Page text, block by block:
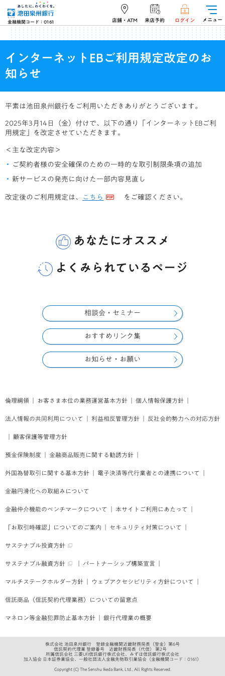
金融機関コード：0161 店舗・ATM 来店予約 ログイン メニュー
インターネットEBご利用規定改定のお
知らせ
平素は池田泉州銀行をご利用いただきありがとうございます。
2025年3月14日（金）付けで、以下の通り「インターネットEBご利
用規定」を改定させていただきます。
＜主な改定内容＞
ご契約者様の安全確保のための一時的な取引制限条項の追加
新サービスの発売に向けた一部内容見直し
改定後のご利用規定は、 こちら をご確認ください。
あなたにオススメ
よくみられているページ
相談会・セミナー
おすすめリンク集
お知らせ・お願い
倫理綱領 お客さま本位の業務運営基本方針 個人情報保護方針
法人情報の共同利用について 利益相反管理方針 反社会的勢力への対応方針
顧客保護等管理方針
預金保険制度 金融商品販売に関する勧誘方針
外国為替取引に関する基本方針 電子決済等代行業者との連携について
金融円滑化への取組みについて
金融仲介機能のベンチマークについて 本サイトご利用にあたって
「お取引時確認」についてのご案内 セキュリティ対策について
サステナブル投資方針
サステナブル融資方針 パートナーシップ構築宣言
マルチステークホルダー方針 ウェブアクセシビリティ方針について
信託商品（信託契約代理業務）についての留意点
マネロン等金融犯罪防止基本方針 銀行代理業の概要
株式会社 池田泉州銀行 登録金融機関近畿財務局長（登金）第6号
信託契約代理業 登録番号 近畿財務局長（代信） 第2号
所属信託会社 三菱UFJ信託銀行株式会社、みずほ信託銀行株式会社
加入協会 日本証券業協会、一般社団法人金融先物取引業協会 （金融機関コード：0161）
Copyright (C) The Senshu Ikeda Bank, Ltd., All Rights Reserved.